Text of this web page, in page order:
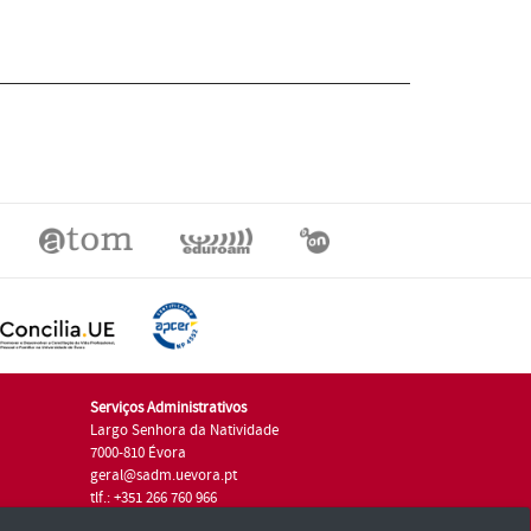
Serviços Administrativos
Largo Senhora da Natividade
7000-810 Évora
geral@sadm.uevora.pt
tlf.: +351 266 760 966